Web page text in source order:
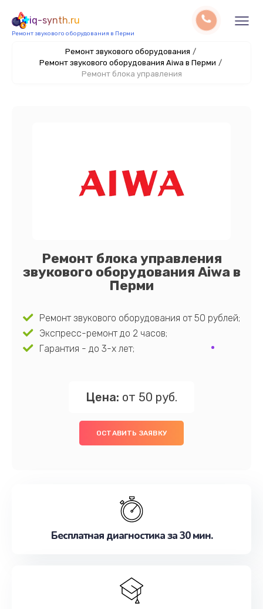
iq-synth.ru
Ремонт звукового оборудования в Перми
Ремонт звукового оборудования /
Ремонт звукового оборудования Aiwa в Перми /
Ремонт блока управления
Ремонт блока управления
звукового оборудования Aiwa в
Перми
Ремонт звукового оборудования от 50 рублей;
Экспресс-ремонт до 2 часов;
Гарантия - до 3-х лет;
Цена: от 50 руб.
ОСТАВИТЬ ЗАЯВКУ
Бесплатная диагностика за 30 мин.